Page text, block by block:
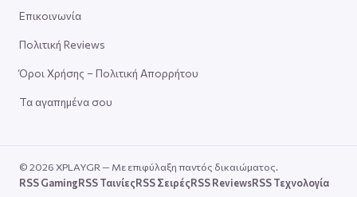
Επικοινωνία
Πολιτική Reviews
Όροι Χρήσης – Πολιτική Απορρήτου
Τα αγαπημένα σου
© 2026 XPLAYGR — Με επιφύλαξη παντός δικαιώματος.
RSS GamingRSS ΤαινίεςRSS ΣειρέςRSS ReviewsRSS Τεχνολογία